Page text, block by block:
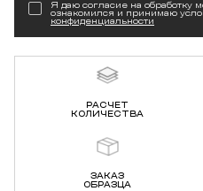
Я даю согласие на обработку
ознакомился и принимаю
конфиденциальности
РАСЧЕТ
КОЛИЧЕСТВА
ЗАКАЗ
ОБРАЗЦА